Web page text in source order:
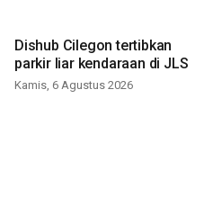
Dishub Cilegon tertibkan
parkir liar kendaraan di JLS
Kamis, 6 Agustus 2026